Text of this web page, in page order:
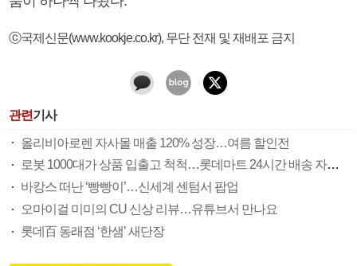
ⓒ국제신문(www.kookje.co.kr), 무단 전재 및 재배포 금지
관련기사
올리비아로렌 자사몰 매출 120% 성장…여름 할인전
로봇 1000대가 상품 입출고 척척…롯데마트 24시간 배송 자동화
바캉스 떠난 ‘빵빵이’…신세계 센텀서 팝업
오마이걸 미미의 CU 신상 리뷰…유튜브서 만나요
롯데百 동래점 ‘한샘’ 새단장